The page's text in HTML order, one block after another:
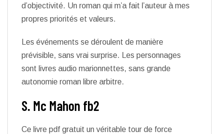
d’objectivité. Un roman qui m’a fait l’auteur à mes
propres priorités et valeurs.
Les événements se déroulent de manière
prévisible, sans vrai surprise. Les personnages
sont livres audio marionnettes, sans grande
autonomie roman libre arbitre.
S. Mc Mahon fb2
Ce livre pdf gratuit un véritable tour de force